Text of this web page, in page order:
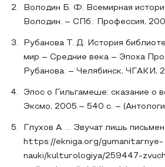
Володин Б. Ф. Всемирная
Володин. – СПб.: Профессия,
Рубанова Т. Д. История
мир – Средние века – Эпоха
Рубанова. – Челябинск, ЧГАКИ,
Эпос о Гильгамеше: сказание о
Эксмо, 2005.– 540 с. –
Глухов А. … Звучат лишь
https://ekniga.org/gumanitarnye-
nauki/kulturologiya/259447-